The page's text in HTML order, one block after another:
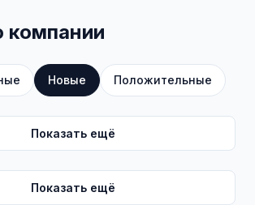
компании
Новые Положительные
Показать ещё
Показать ещё